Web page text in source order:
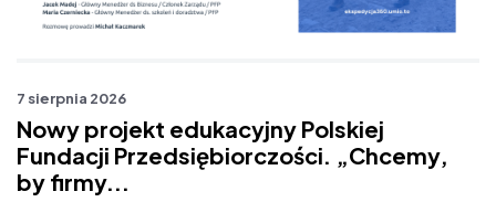
7 sierpnia 2026
Nowy projekt edukacyjny Polskiej
Fundacji Przedsiębiorczości. „Chcemy,
by firmy...